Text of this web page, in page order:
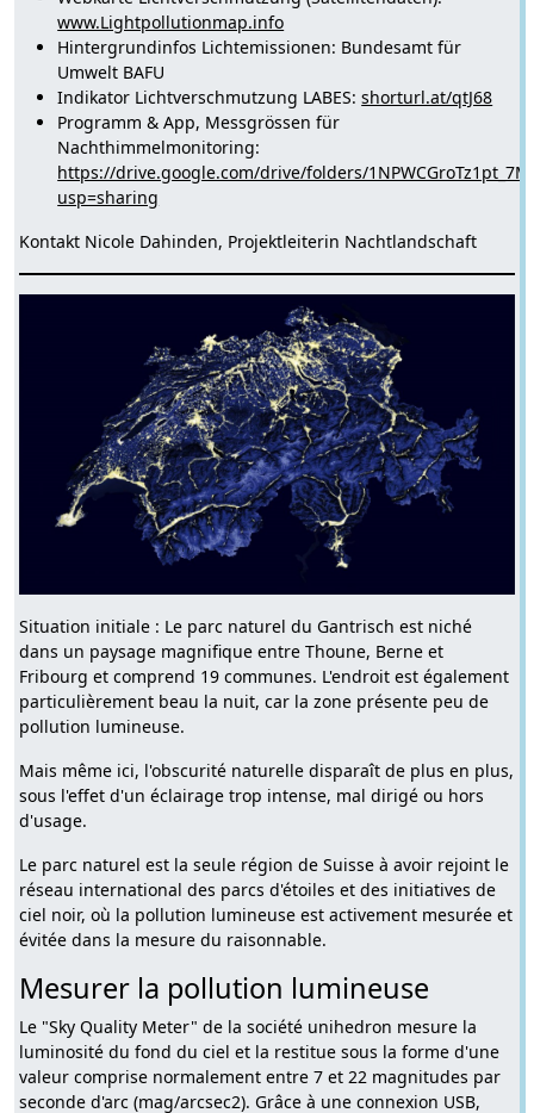
www.Lightpollutionmap.info
Hintergrundinfos Lichtemissionen: Bundesamt für
Umwelt BAFU
Indikator Lichtverschmutzung LABES:shorturl.at/qtJ68
Programm & App, Messgrössen für
Nachthimmelmonitoring:
https://drive.google.com/drive/folders/
usp=sharing
Kontakt Nicole Dahinden, Projektleiterin Nachtlandschaft
Situation initiale : Le parc naturel du Gantrisch est niché
dans un paysage magnifique entre Thoune, Berne et
Fribourg et comprend 19 communes. L'endroit est également
particulièrement beau la nuit, car la zone présente peu de
pollution lumineuse.
Mais même ici, l'obscurité naturelle disparaît de plus en plus,
sous l'effet d'un éclairage trop intense, mal dirigé ou hors
d'usage.
Le parc naturel est la seule région de Suisse à avoir rejoint le
réseau international des parcs d'étoiles et des initiatives de
ciel noir, où la pollution lumineuse est activement mesurée et
évitée dans la mesure du raisonnable.
Mesurer la pollution lumineuse
Le "Sky Quality Meter" de la société unihedron mesure la
luminosité du fond du ciel et la restitue sous la forme d'une
valeur comprise normalement entre 7 et 22 magnitudes par
seconde d'arc (mag/arcsec2). Grâce à une connexion USB,